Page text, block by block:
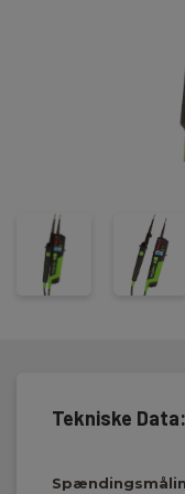
Polsøger, et-
Fasefølge-/
Stor tydelig
Selvtest- og
Advarsel med
for L-AUS
Opfylder
spændingsløs
Meget kraftige
Udskiftelige
Indbygget
Elma 2200X opfylder
Tekniske Data: